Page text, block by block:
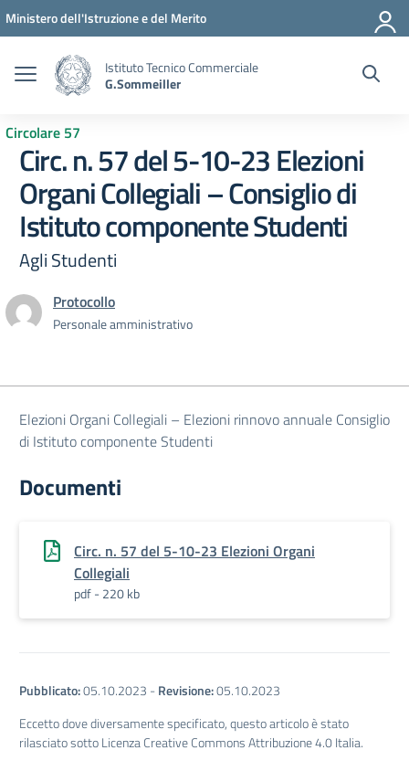
Vai ai contenuti
Vai al menu di navigazione
Vai al footer
Ministero dell'Istruzione e del Merito
Istituto Tecnico Commerciale
G.Sommeiller
Circolare 57
Circ. n. 57 del 5-10-23 Elezioni
Organi Collegiali – Consiglio di
Istituto componente Studenti
Agli Studenti
Protocollo
Personale amministrativo
Elezioni Organi Collegiali – Elezioni rinnovo annuale Consiglio
di Istituto componente Studenti
Documenti
Circ. n. 57 del 5-10-23 Elezioni Organi
Collegiali
pdf - 220 kb
Pubblicato:05.10.2023 -Revisione:05.10.2023
Eccetto dove diversamente specificato, questo articolo è stato
rilasciato sotto Licenza Creative Commons Attribuzione 4.0 Italia.